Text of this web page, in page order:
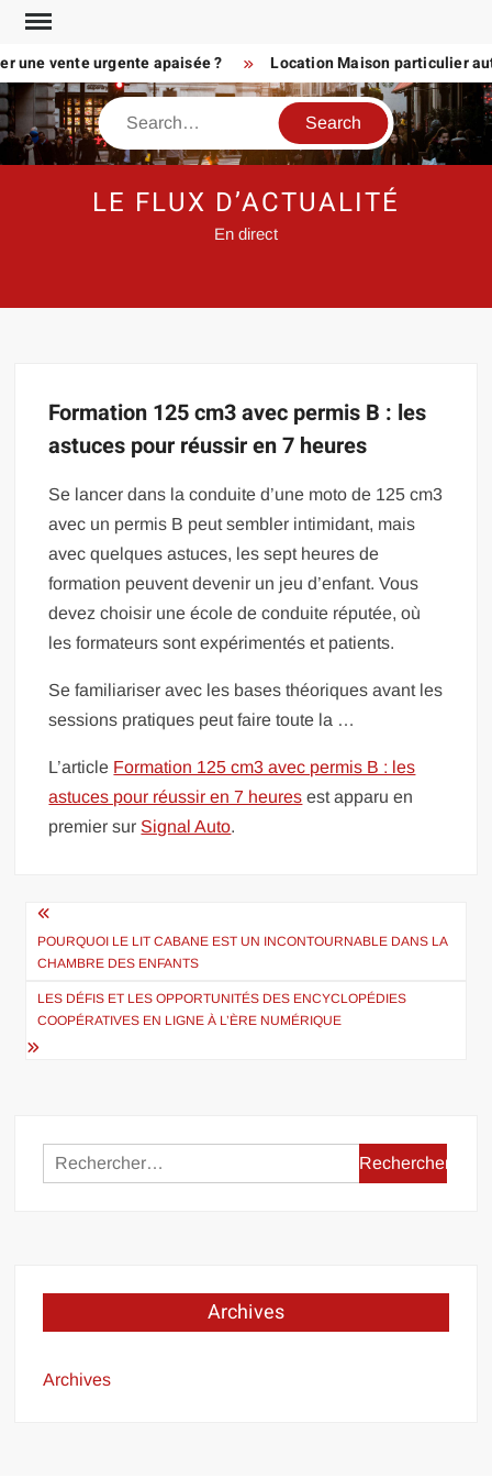
Skip
content
une vente urgente apaisée ? Location Maison particulier
Search
LE FLUX D’ACTUALITÉ
En direct
Formation 125 cm3 avec permis B : les
astuces pour réussir en 7 heures
Se lancer dans la conduite d’une moto de 125 cm3
avec un permis B peut sembler intimidant, mais
avec quelques astuces, les sept heures de
formation peuvent devenir un jeu d’enfant. Vous
devez choisir une école de conduite réputée, où
les formateurs sont expérimentés et patients.
Se familiariser avec les bases théoriques avant les
sessions pratiques peut faire toute la …
L’article Formation 125 cm3 avec permis B : les
astuces pour réussir en 7 heures est apparu en
premier sur Signal Auto.
Navigation
de
l’article
POURQUOI LE LIT CABANE EST UN INCONTOURNABLE DANS LA
CHAMBRE DES ENFANTS
LES DÉFIS ET LES OPPORTUNITÉS DES ENCYCLOPÉDIES
COOPÉRATIVES EN LIGNE À L’ÈRE NUMÉRIQUE
Rechercher :
Archives
Archives